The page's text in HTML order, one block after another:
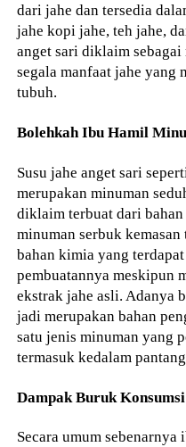
dari jahe dan tersedia
jahe kopi jahe, teh jahe,
anget sari diklaim
segala manfaat jahe yang
tubuh.
Bolehkah Ibu Hamil
Susu jahe anget sari
merupakan minuman
diklaim terbuat dari
minuman serbuk kemasan
bahan kimia yang
pembuatannya meskipun
ekstrak jahe asli. Adanya
jadi merupakan bahan
satu jenis minuman yang
termasuk kedalam
Dampak Buruk
Secara umum